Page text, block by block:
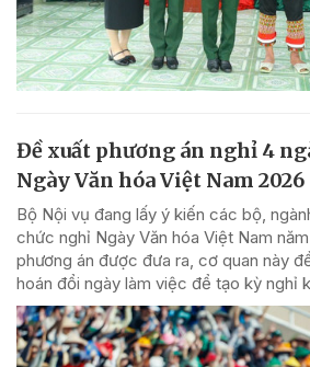
Đề xuất phương án nghỉ 4
Ngày Văn hóa Việt Nam 2026
Bộ Nội vụ đang lấy ý kiến các bộ,
chức nghỉ Ngày Văn hóa Việt Nam
phương án được đưa ra, cơ quan này
hoán đổi ngày làm việc để tạo kỳ nghỉ